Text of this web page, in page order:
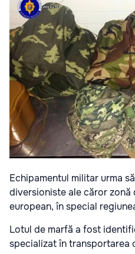
Echipamentul militar urma
diversioniste ale căror
european, în special
Lotul de marfă a fost
specializat în transportarea